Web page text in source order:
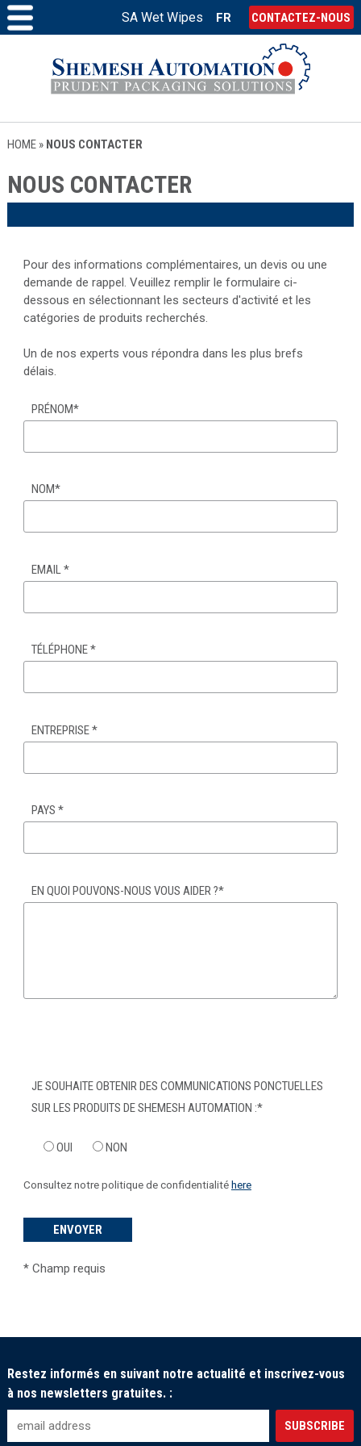
SA Wet Wipes FR CONTACTEZ-NOUS
HOME» NOUS CONTACTER
NOUS CONTACTER
Pour des informations complémentaires, un devis ou une
demande de rappel. Veuillez remplir le formulaire ci-
dessous en sélectionnant les secteurs d'activité et les
catégories de produits recherchés.
Un de nos experts vous répondra dans les plus brefs
délais.
PRÉNOM*
NOM*
EMAIL*
TÉLÉPHONE*
ENTREPRISE*
PAYS *
EN QUOI POUVONS-NOUS VOUS AIDER ?*
JE SOUHAITE OBTENIR DES COMMUNICATIONS PONCTUELLES
SUR LES PRODUITS DE SHEMESH AUTOMATION :*
OUI NON
Consultez notre politique de confidentialitéhere
*Champ requis
Restez informés en suivant notre actualité et inscrivez-vous
à nos newsletters gratuites. :